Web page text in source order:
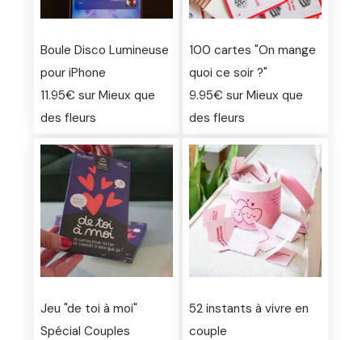
Boule Disco Lumineuse
pour iPhone
11.95€ sur Mieux que
des fleurs
100 cartes "On mange
quoi ce soir ?"
9.95€ sur Mieux que
des fleurs
Jeu "de toi à moi"
Spécial Couples
52 instants à vivre en
couple